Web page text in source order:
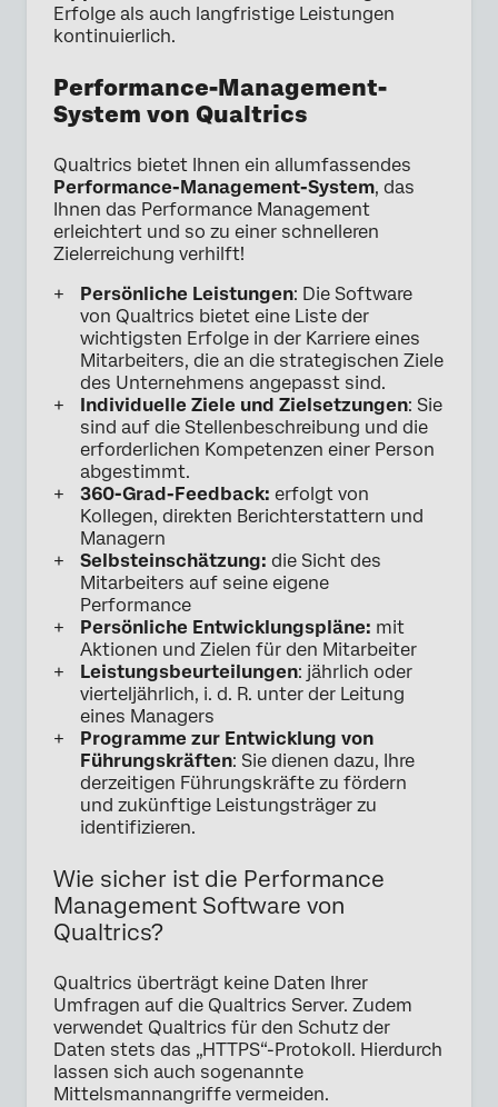
Erfolge als auch langfristige Leistungen
kontinuierlich.
Performance-Management-
System von Qualtrics
Qualtrics bietet Ihnen ein allumfassendes
Performance-Management-System, das
Ihnen das Performance Management
erleichtert und so zu einer schnelleren
Zielerreichung verhilft!
Persönliche Leistungen: Die Software
von Qualtrics bietet eine Liste der
wichtigsten Erfolge in der Karriere eines
Mitarbeiters, die an die strategischen Ziele
des Unternehmens angepasst sind.
Individuelle Ziele und Zielsetzungen: Sie
sind auf die Stellenbeschreibung und die
erforderlichen Kompetenzen einer Person
abgestimmt.
360-Grad-Feedback: erfolgt von
Kollegen, direkten Berichterstattern und
Managern
Selbsteinschätzung: die Sicht des
Mitarbeiters auf seine eigene
Performance
Persönliche Entwicklungspläne: mit
Aktionen und Zielen für den Mitarbeiter
Leistungsbeurteilungen: jährlich oder
vierteljährlich, i. d. R. unter der Leitung
eines Managers
Programme zur Entwicklung von
Führungskräften: Sie dienen dazu, Ihre
derzeitigen Führungskräfte zu fördern
und zukünftige Leistungsträger zu
identifizieren.
Wie sicher ist die Performance
Management Software von
Qualtrics?
Qualtrics überträgt keine Daten Ihrer
Umfragen auf die Qualtrics Server. Zudem
verwendet Qualtrics für den Schutz der
Daten stets das „HTTPS“-Protokoll. Hierdurch
lassen sich auch sogenannte
Mittelsmannangriffe vermeiden.